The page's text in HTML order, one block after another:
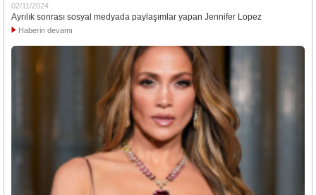
02/11/2024
Ayrılık sonrası sosyal medyada paylaşımlar yapan Jennifer Lopez
Haberin devamı